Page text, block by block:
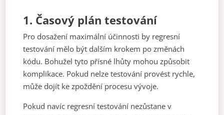
1. Časový plán testování
Pro dosažení maximální účinnosti by regresní
testování mělo být dalším krokem po změnách
kódu. Bohužel tyto přísné lhůty mohou způsobit
komplikace. Pokud nelze testování provést rychle,
může dojít ke zpoždění procesu vývoje.
Pokud navíc regresní testování nezůstane v